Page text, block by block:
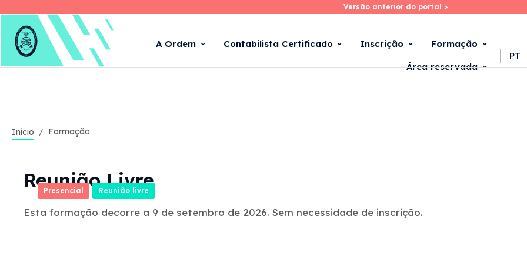
Skip
main
Versão anterior do portal >
Versão anterior do portal >
A Ordem Contabilista Certificado Inscrição Formação
Área reservada
PT
Início Formação
Presencial Reunião livre
Reunião Livre
Esta formação decorre a 9 de setembro de 2026. Sem necessidade de inscrição.